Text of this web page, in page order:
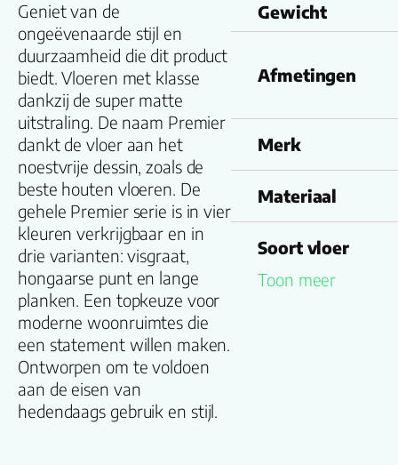
Geniet van de
ongeëvenaarde stijl en
duurzaamheid die dit product
biedt. Vloeren met klasse
dankzij de super matte
uitstraling. De naam Premier
dankt de vloer aan het
noestvrije dessin, zoals de
beste houten vloeren. De
gehele Premier serie is in vier
kleuren verkrijgbaar en in
drie varianten: visgraat,
hongaarse punt en lange
planken. Een topkeuze voor
moderne woonruimtes die
een statement willen maken.
Ontworpen om te voldoen
aan de eisen van
hedendaags gebruik en stijl.
Gewicht
Afmetingen
Merk
Materiaal
Soort vloer
Toon meer